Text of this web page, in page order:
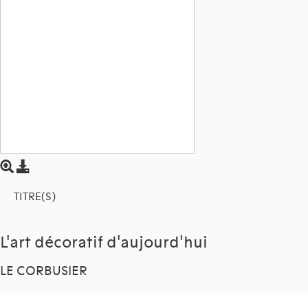
TITRE(S)
L'art décoratif d'aujourd'hui
LE CORBUSIER